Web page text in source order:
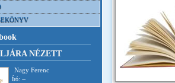
NÉZETT
Nagy Ferenc
Író: --